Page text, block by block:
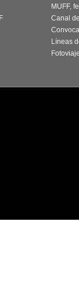
MUFF,
Canal
Líneas